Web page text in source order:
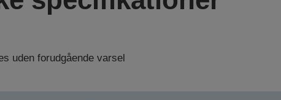
uden forudgående varsel